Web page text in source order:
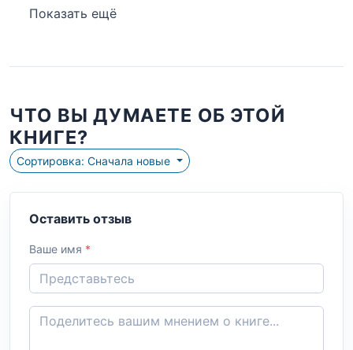
Показать ещё
ЧТО ВЫ ДУМАЕТЕ ОБ ЭТОЙ
КНИГЕ?
Сортировка: Сначала новые
Оставить отзыв
Ваше имя *